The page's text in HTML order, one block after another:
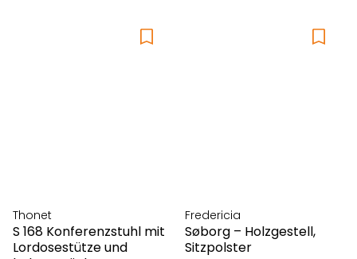
Thonet
S 168 Konferenzstuhl mit
Lordosestütze und
Fredericia
Søborg – Holzgestell,
Sitzpolster